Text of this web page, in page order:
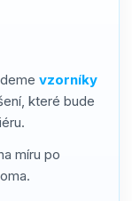
vzorníky
které bude
míru po